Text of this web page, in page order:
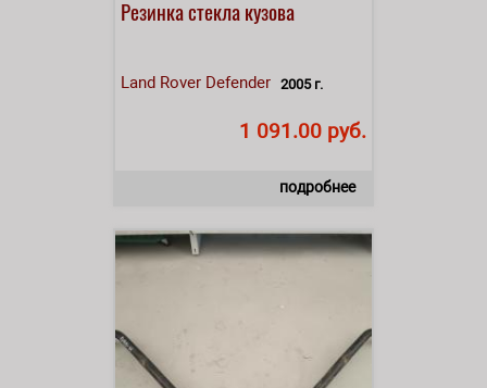
Резинка стекла кузова
Land Rover Defender 2005 г.
1 091.00 руб.
подробнее